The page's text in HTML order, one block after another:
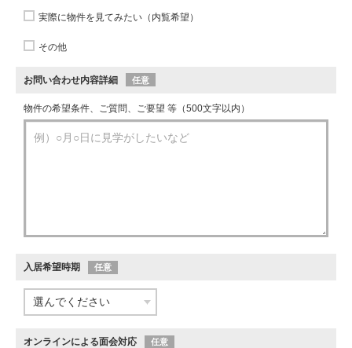
実際に物件を見てみたい（内覧希望）
その他
お問い合わせ内容詳細 任意
物件の希望条件、ご質問、ご要望 等（500文字以内）
入居希望時期 任意
オンラインによる面会対応 任意